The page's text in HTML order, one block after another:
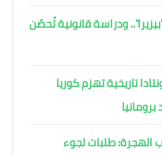
ودراسة قانونية تُحصّن
تاريخية تهزم كوريا
الهجرة: طلبات لجوء